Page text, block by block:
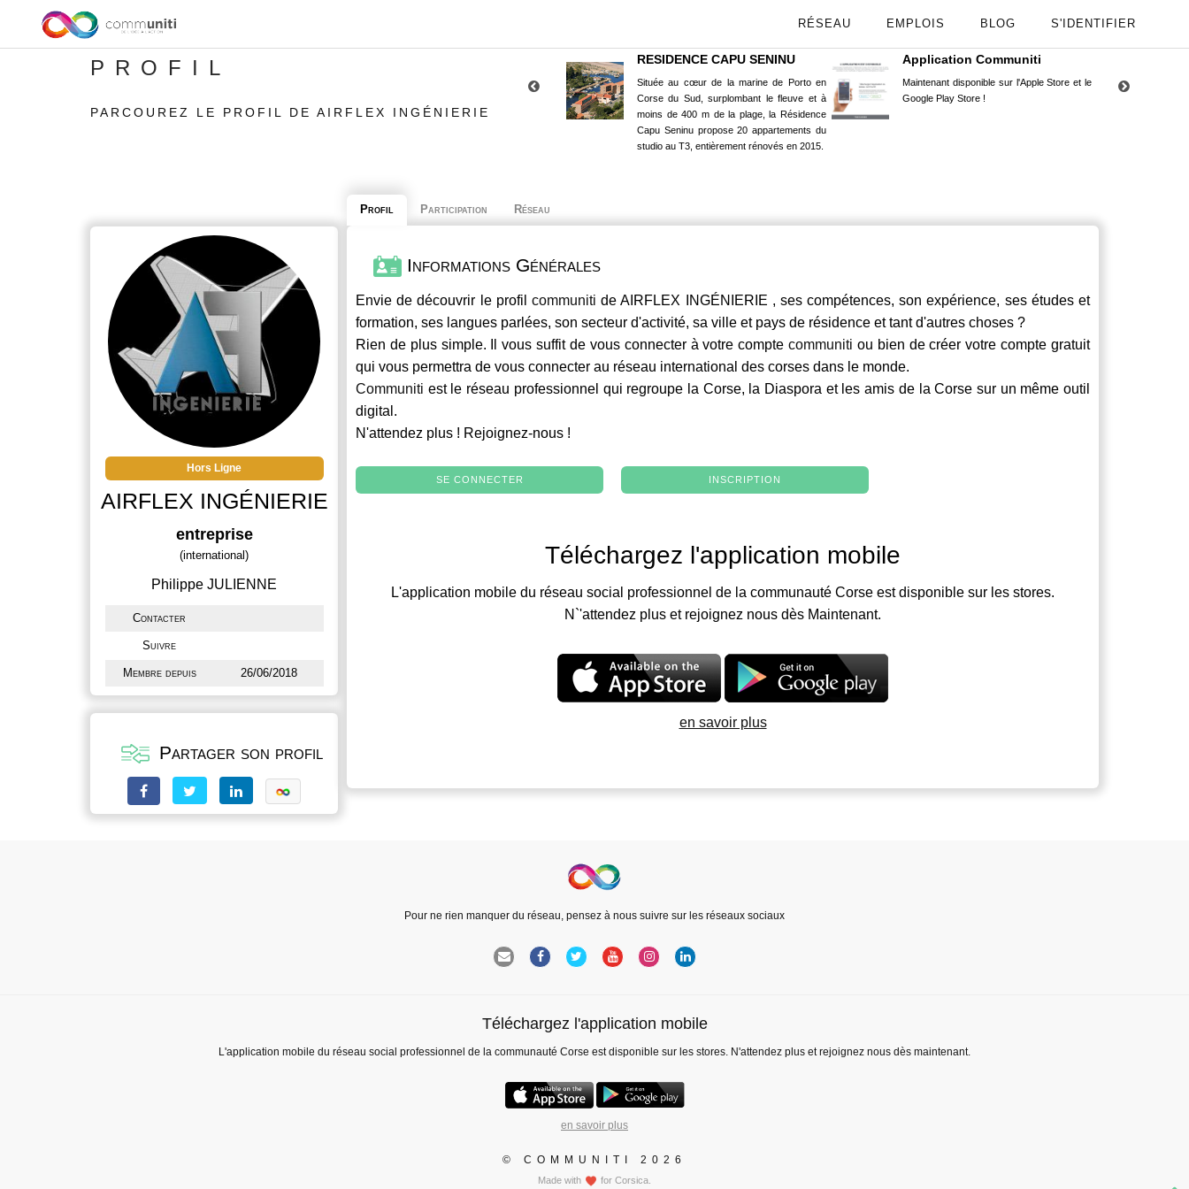
RÉSEAU EMPLOIS BLOG S'IDENTIFIER
PROFIL
PARCOUREZ LE PROFIL DE AIRFLEX INGÉNIERIE
RESIDENCE CAPU SENINU
Située au cœur de la marine de Porto en
Corse du Sud, surplombant le fleuve et à
moins de 400 m de la plage, la Résidence
Capu Seninu propose 20 appartements du
studio au T3, entièrement rénovés en 2015.
Application Communiti
Maintenant disponible sur l'Apple Store et le
Google Play Store !
Hors Ligne
AIRFLEX INGÉNIERIE
entreprise
(international)
Philippe JULIENNE
Contacter
Suivre
Membre depuis 26/06/2018
Partager son profil
Profil Participation Réseau
Informations Générales
Envie de découvrir le profil communiti de AIRFLEX INGÉNIERIE , ses compétences, son expérience, ses études et
formation, ses langues parlées, son secteur d'activité, sa ville et pays de résidence et tant d'autres choses ?
Rien de plus simple. Il vous suffit de vous connecter à votre comptecommuniti ou bien de créer votre compte gratuit
qui vous permettra de vous connecter au réseau international des corses dans le monde.
Communiti est le réseau professionnel qui regroupe la Corse, la Diaspora et les amis de la Corse sur un même outil
digital.
N'attendez plus ! Rejoignez-nous !
SE CONNECTER INSCRIPTION
Téléchargez l'application mobile
L'application mobile du réseau social professionnel de la communauté Corse est disponible sur les stores.
N`'attendez plus et rejoignez nous dès Maintenant.
en savoir plus
Pour ne rien manquer du réseau, pensez à nous suivre sur les réseaux sociaux
Téléchargez l'application mobile
L'application mobile du réseau social professionnel de la communauté Corse est disponible sur les stores. N'attendez plus et rejoignez nous dès maintenant.
en savoir plus
© COMMUNITI 2026
Made with for Corsica.